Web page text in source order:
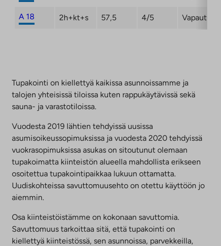
A 18 2h+kt+s 57,5 4/5
Tupakointi on kiellettyä kaikissa asunnoissamme ja
talojen yhteisissä tiloissa kuten rappukäytävissä sekä
sauna- ja varastotiloissa.
Vuodesta 2019 lähtien tehdyissä uusissa
asumisoikeussopimuksissa ja vuodesta 2020 tehdyissä
vuokrasopimuksissa asukas on sitoutunut olemaan
tupakoimatta kiinteistön alueella mahdollista erikseen
osoitettua tupakointipaikkaa lukuun ottamatta.
Uudiskohteissa savuttomuusehto on otettu käyttöön jo
aiemmin.
Osa kiinteistöistämme on kokonaan savuttomia.
Savuttomuus tarkoittaa sitä, että tupakointi on
kiellettyä kiinteistössä, sen asunnoissa, parvekkeilla,